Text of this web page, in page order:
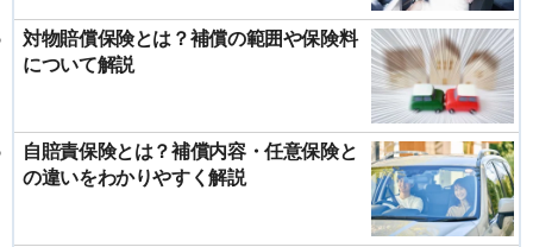
対物賠償保険とは？補償の範囲や保険料
について解説
自賠責保険とは？補償内容・任意保険と
の違いをわかりやすく解説